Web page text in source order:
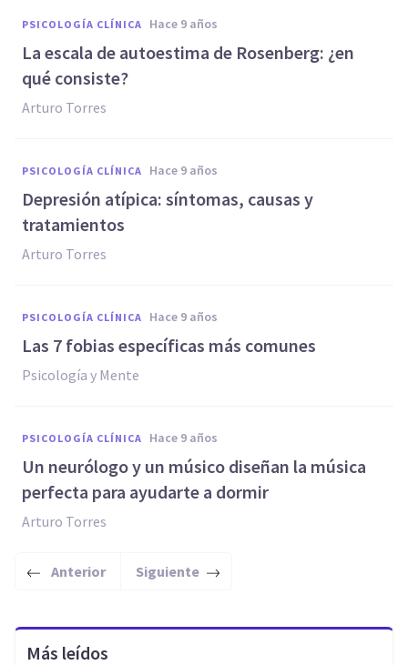
PSICOLOGÍA CLÍNICA hace 9 años
La escala de autoestima de Rosenberg: ¿en
qué consiste?
Arturo Torres
PSICOLOGÍA CLÍNICA hace 9 años
Depresión atípica: síntomas, causas y
tratamientos
Arturo Torres
PSICOLOGÍA CLÍNICA hace 9 años
Las 7 fobias específicas más comunes
Psicología y Mente
PSICOLOGÍA CLÍNICA hace 9 años
​Un neurólogo y un músico diseñan la música
perfecta para ayudarte a dormir
Arturo Torres
Anterior Siguiente
Más leídos